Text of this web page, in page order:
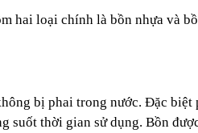
hai loại chính là bồn nhựa và
bị phai trong nước. Đặc
suốt thời gian sử dụng. Bồn